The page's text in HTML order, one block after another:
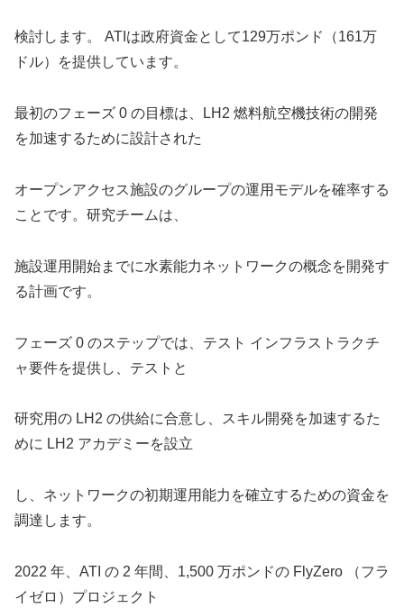
検討します。 ATIは政府資金として129万ポンド（161万
ドル）を提供しています。
最初のフェーズ 0 の目標は、LH2 燃料航空機技術の開発
を加速するために設計された
オープンアクセス施設のグループの運用モデルを確率する
ことです。研究チームは、
施設運用開始までに水素能力ネットワークの概念を開発す
る計画です。
フェーズ 0 のステップでは、テスト インフラストラクチ
ャ要件を提供し、テストと
研究用の LH2 の供給に合意し、スキル開発を加速するた
めに LH2 アカデミーを設立
し、ネットワークの初期運用能力を確立するための資金を
調達します。
2022 年、ATI の 2 年間、1,500 万ポンドの FlyZero （フラ
イゼロ）プロジェクト